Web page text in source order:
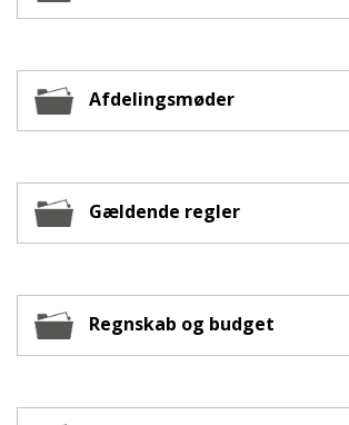
Afdelingsmøder
Gældende regler
Regnskab og budget